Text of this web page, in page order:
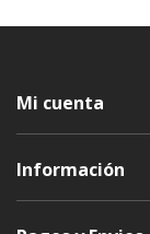
Mi cuenta
Información